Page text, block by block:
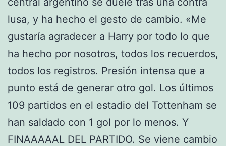
lusa, y ha hecho el gesto de cambio. «Me
gustaría agradecer a Harry por todo lo que
ha hecho por nosotros, todos los recuerdos,
todos los registros. Presión intensa que a
punto está de generar otro gol. Los últimos
109 partidos en el estadio del Tottenham se
han saldado con 1 gol por lo menos. Y
FINAAAAAL DEL PARTIDO. Se viene cambio